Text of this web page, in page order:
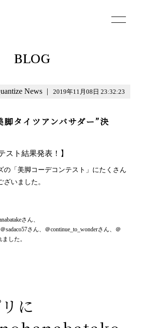
BLOG
News | 2019年11月08日 23:32:23
脚タイツアンバサダー”決
スト結果発表！】
の「美脚コーデコンテスト」にたくさん
いました。
さん、
sadaco57さん、＠continue_to_wonderさん、＠
ました。
に